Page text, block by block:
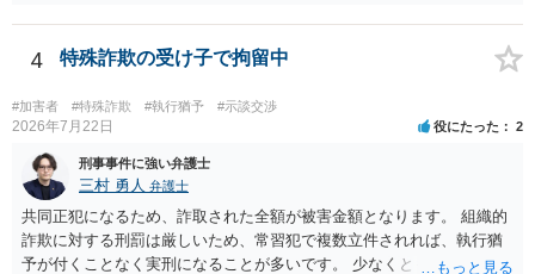
めします。
4 特殊詐欺の受け子で拘留中
#加害者 #特殊詐欺 #執行猶予 #示談交渉
2026年7月22日 役にたった 2
刑事事件に強い弁護士
三村 勇人 弁護士
共同正犯になるため、詐取された全額が被害金額となります。 組織的
詐欺に対する刑罰は厳しいため、常習犯で複数立件されれば、執行猶
予が付くことなく実刑になることが多いです。 少なくとも、執行猶予